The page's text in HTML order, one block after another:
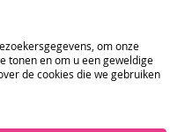
om onze
tonen en om u een geweldige
de cookies die we gebruiken